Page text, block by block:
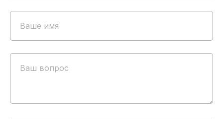
Ваше имя
Ваш вопрос
КАТАЛОГ
Sale
LOOKBOOK